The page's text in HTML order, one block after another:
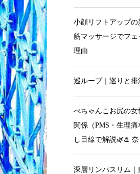
小顔リフトアップ
筋マッサージでフ
理由
巡ループ｜巡りと
ぺちゃんこお尻の
関係（PMS・生理
し目線で解説🌿♨️
深層リンパスリム